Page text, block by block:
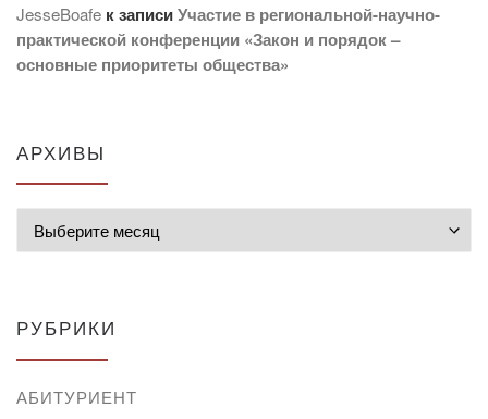
JesseBoafe к записиУчастие в региональной-научно-
практической конференции «Закон и порядок –
основные приоритеты общества»
АРХИВЫ
РУБРИКИ
АБИТУРИЕНТ